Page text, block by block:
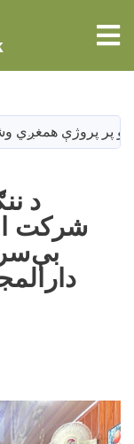
پر پروژې همغږي
د
شرکت